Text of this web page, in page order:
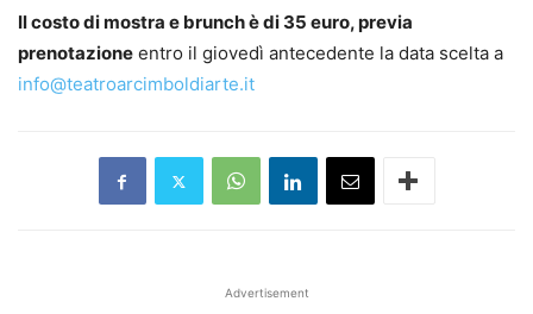
Il costo di mostra e brunch è di 35 euro, previa
prenotazione entro il giovedì antecedente la data scelta a
info@teatroarcimboldiarte.it
Advertisement